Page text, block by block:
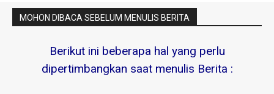
MOHON DIBACA SEBELUM MENULIS BERITA
Berikut ini beberapa hal yang perlu
dipertimbangkan saat menulis Berita :